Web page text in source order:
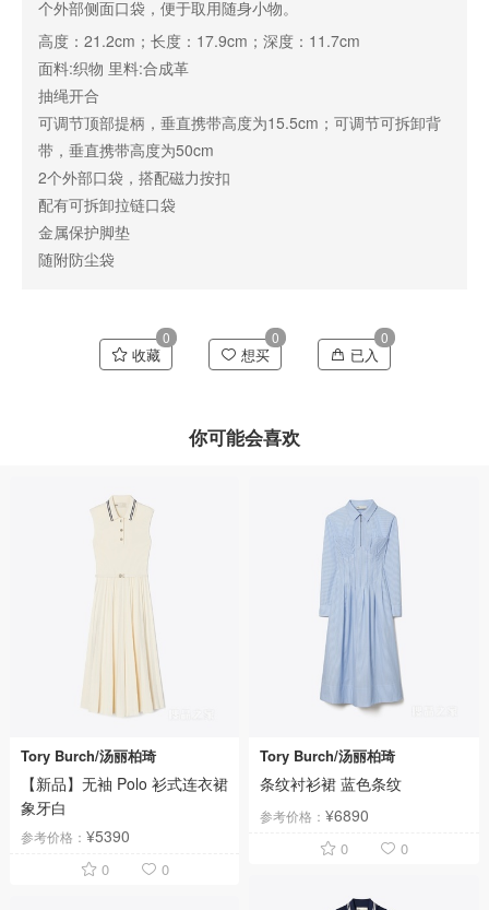
个外部侧面口袋，便于取用随身小物。
高度：21.2cm；长度：17.9cm；深度：11.7cm
面料:织物 里料:合成革
抽绳开合
可调节顶部提柄，垂直携带高度为15.5cm；可调节可拆卸背
带，垂直携带高度为50cm
2个外部口袋，搭配磁力按扣
配有可拆卸拉链口袋
金属保护脚垫
随附防尘袋
收藏
0
想买
0
已入
0
你可能会喜欢
Tory Burch/汤丽柏琦
【新品】无袖 Polo 衫式连衣裙
象牙白
参考价格： ¥5390
0 0
Tory Burch/汤丽柏琦
条纹衬衫裙 蓝色条纹
参考价格：¥6890
0 0